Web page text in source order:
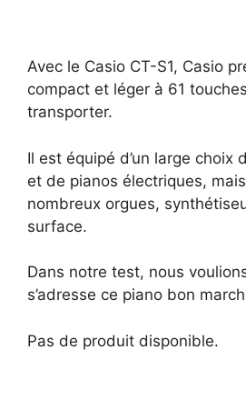
Avec le Casio CT-S1, Casio
compact et léger à 61
transporter.
Il est équipé d’un large choix
et de pianos électriques,
nombreux orgues,
surface.
Dans notre test, nous
s’adresse ce piano bon
Pas de produit disponible.